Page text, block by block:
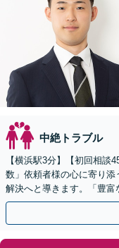
中絶トラブル
【横浜駅3分】【初回相談
数」依頼者様の心に寄り
解決へと導きます。「豊
案」【ビデオ面談可】